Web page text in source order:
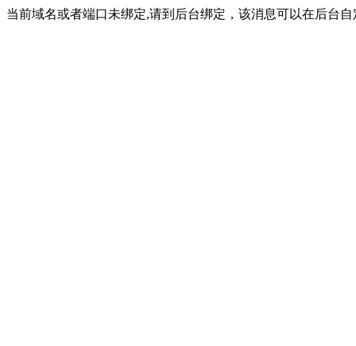
当前域名或者端口未绑定,请到后台绑定，该消息可以在后台自